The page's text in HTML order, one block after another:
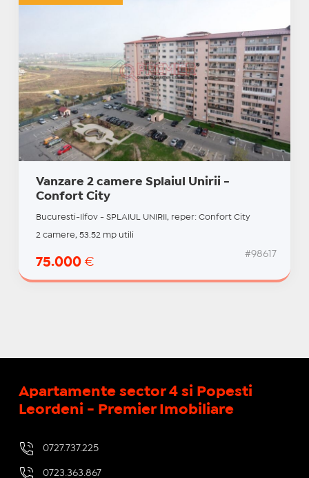
Vanzare 2 camere Splaiul Unirii -
Confort City
Bucuresti-Ilfov - SPLAIUL UNIRII, reper: Confort City
2 camere, 53.52 mp utili
75.000 €
#98617
Apartamente sector 4 si Popesti
Leordeni - Premier Imobiliare
0727.737.225
0723.363.867